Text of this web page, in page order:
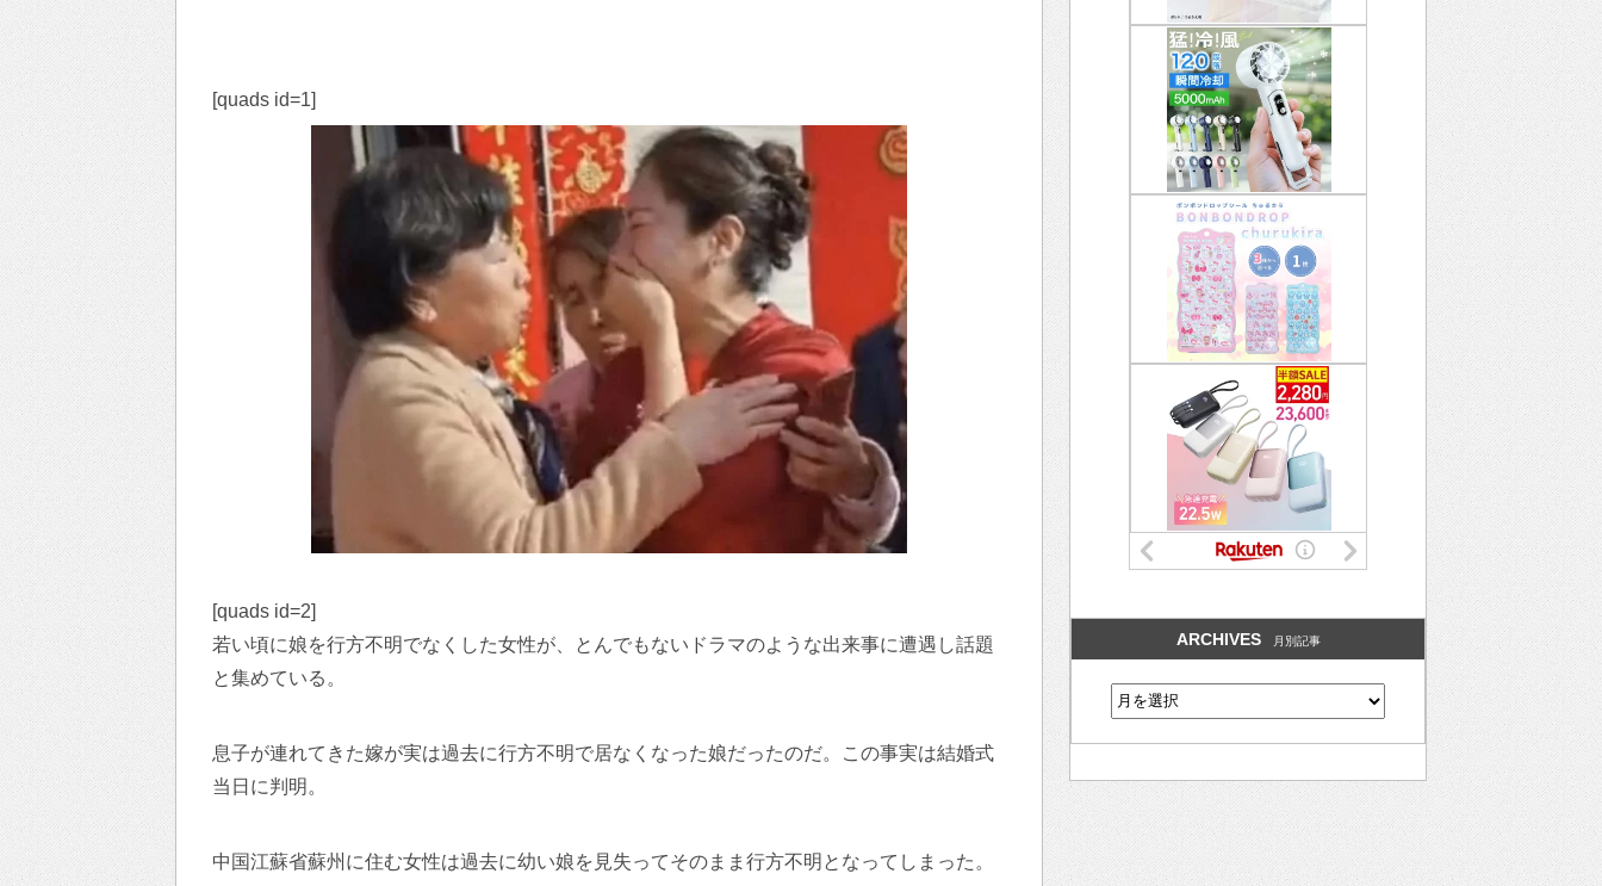
[quads id=1]
[quads id=2]
若い頃に娘を行方不明でなくした女性が、とんでもないドラマのような出来事に遭遇し話題
と集めている。
息子が連れてきた嫁が実は過去に行方不明で居なくなった娘だったのだ。この事実は結婚式
当日に判明。
中国江蘇省蘇州に住む女性は過去に幼い娘を見失ってそのまま行方不明となってしまった。
ARCHIVES 月別記事